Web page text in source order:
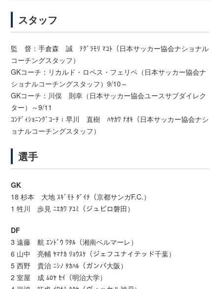
スタッフ
監 督：手倉森 誠 ﾃｸﾞﾗﾓﾘ ﾏｺﾄ（日本サッカー協会ナショナル
コーチングスタッフ）
GKコーチ：リカルド・ロペス・フェリペ（日本サッカー協会ナ
ショナルコーチングスタッフ）9/10～
GKコーチ：川俣 則幸（日本サッカー協会ユースサブダイレク
ター）～9/11
ｺﾝﾃﾞｨｼｮﾆﾝｸﾞｺｰﾁ：早川 直樹 ﾊﾔｶﾜ ﾅｵｷ（日本サッカー協会ナシ
ョナルコーチングスタッフ）
選手
GK
18 杉本 大地 ｽｷﾞﾓﾄ ﾀﾞｲﾁ（京都サンガF.C.）
1 牲川 歩見 ﾆｴｶﾜ ｱﾕﾐ（ジュビロ磐田）
DF
3 遠藤 航 ｴﾝﾄﾞｳ ﾜﾀﾙ（湘南ベルマーレ）
6 山中 亮輔 ﾔﾏﾅｶ ﾘｮｳｽｹ（ジェフユナイテッド千葉）
5 西野 貴治 ﾆｼﾉ ﾀｶﾊﾙ（ガンバ大阪）
2 室屋 成 ﾑﾛﾔ ｾｲ（明治大学）